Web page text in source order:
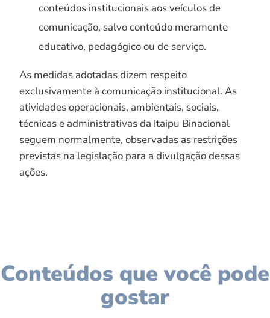
conteúdos institucionais aos veículos de
comunicação, salvo conteúdo meramente
educativo, pedagógico ou de serviço.
As medidas adotadas dizem respeito
exclusivamente à comunicação institucional. As
atividades operacionais, ambientais, sociais,
técnicas e administrativas da Itaipu Binacional
seguem normalmente, observadas as restrições
previstas na legislação para a divulgação dessas
ações.
Conteúdos que você pode
gostar